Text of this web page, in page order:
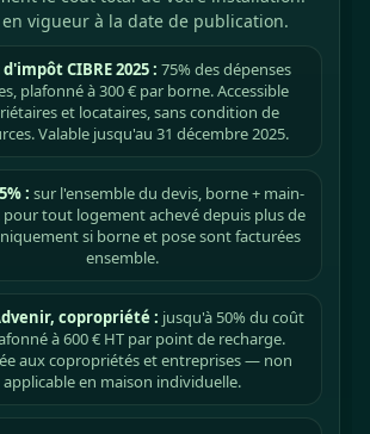
vigueur à la date de publication.
CIBRE 2025 : 75% des dépenses
plafonné à 300 € par borne. Accessible
et locataires, sans condition de
Valable jusqu'au 31 décembre 2025.
: sur l'ensemble du devis, borne + main-
tout logement achevé depuis plus de
si borne et pose sont facturées
ensemble.
copropriété : jusqu'à 50% du coût
à 600 € HT par point de recharge.
aux copropriétés et entreprises — non
applicable en maison individuelle.